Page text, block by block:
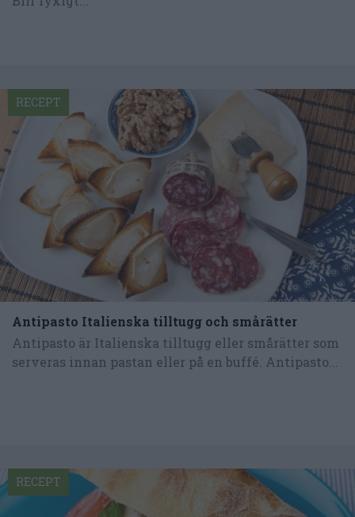
Antipasto Italienska tilltugg och smårätter
Antipasto är Italienska tilltugg eller smårätter som
serveras innan pastan eller på en buffé. Antipasto...
RECEPT
RECEPT